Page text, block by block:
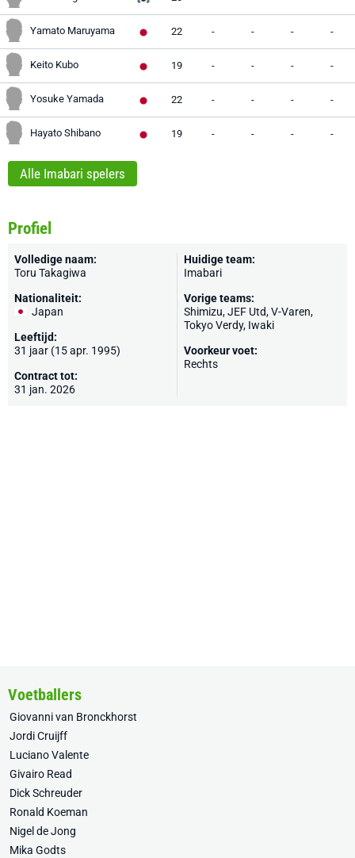
Yamato Maruyama 22 - - - -
Keito Kubo 19 - - - -
Yosuke Yamada 22 - - - -
Hayato Shibano 19 - - - -
Alle Imabari spelers
Profiel
Volledige naam:
Toru Takagiwa
Nationaliteit:
Japan
Leeftijd:
31 jaar (15 apr. 1995)
Contract tot:
31 jan. 2026
Huidige team:
Imabari
Vorige teams:
Shimizu, JEF Utd, V-Varen,
Tokyo Verdy, Iwaki
Voorkeur voet:
Rechts
Voetballers
Giovanni van Bronckhorst
Jordi Cruijff
Luciano Valente
Givairo Read
Dick Schreuder
Ronald Koeman
Nigel de Jong
Mika Godts